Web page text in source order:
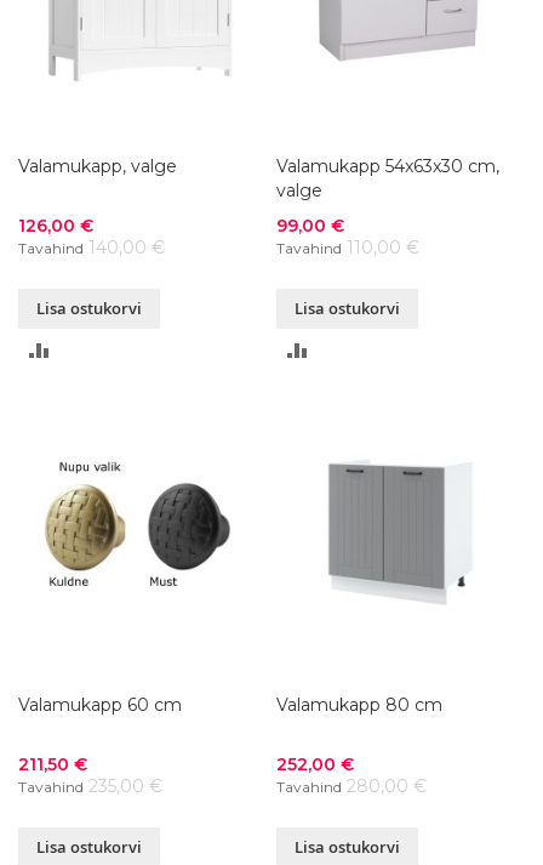
Valamukapp, valge
Soodushind
126,00 €
Tavahind 140,00 €
Lisa ostukorvi
Valamukapp 54x63x30 cm,
valge
Soodushind
99,00 €
Tavahind 110,00 €
Lisa ostukorvi
Valamukapp 60 cm
Soodushind
211,50 €
Tavahind 235,00 €
Lisa ostukorvi
Valamukapp 80 cm
Soodushind
252,00 €
Tavahind 280,00 €
Lisa ostukorvi